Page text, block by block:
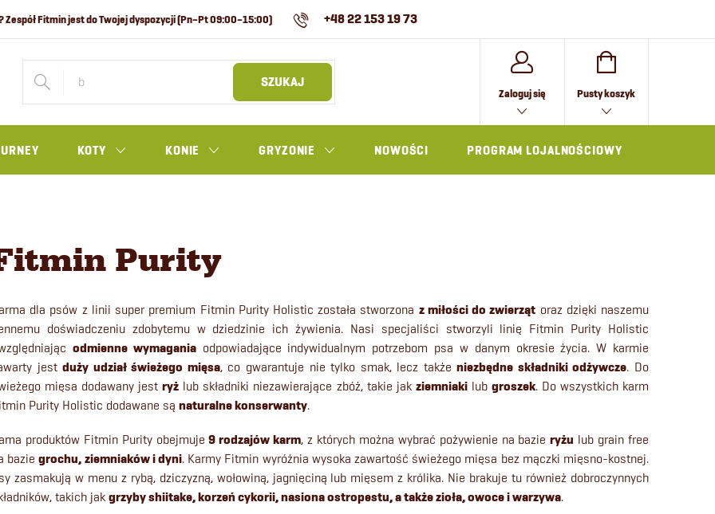
+48 22 153 19 73
SZUKAJ
Zaloguj się KOSZYK
Pusty koszyk
KOTY KONIE GRYZONIE NOWOŚCI PROGRAM LOJALNOŚCIOWY
Purity
dla psów z linii super premium Fitmin Purity Holistic została stworzona z miłości do zwierząt oraz dzięki naszemu
doświadczeniu zdobytemu w dziedzinie ich żywienia. Nasi specjaliści stworzyli linię Fitmin Purity Holistic
odmienne wymaganiaodpowiadające indywidualnym potrzebom psa w danym okresie życia. W karmie
jestduży udział świeżego mięsa, co gwarantuje nie tylko smak, lecz takżeniezbędne składniki odżywcze. Do
mięsa dodawany jestryż lub składniki niezawierające zbóż, takie jak ziemniakilub groszek. Do wszystkich karm
Purity Holistic dodawane są naturalne konserwanty.
produktów Fitmin Purity obejmuje9 rodzajów karm, z których można wybrać pożywienie na bazieryżu lub grain free
baziegrochu, ziemniaków i dyni. Karmy Fitmin wyróżnia wysoka zawartość świeżego mięsa bez mączki mięsno-kostnej.
zasmakują w menu z rybą, dziczyzną, wołowiną, jagnięciną lub mięsem z królika. Nie brakuje tu również dobroczynnych
takich jak grzyby shiitake, korzeń cykorii, nasiona ostropestu, a także zioła, owoce i warzywa.